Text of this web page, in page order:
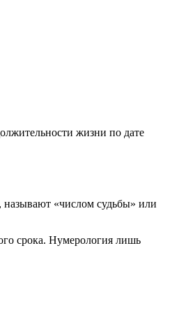
жизни по дате
«числом судьбы» или
срока. Нумерология лишь